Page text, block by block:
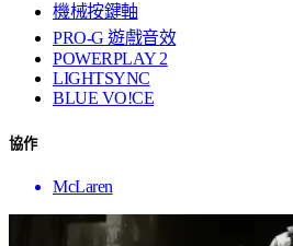
機械按鍵軸
PRO-G 遊戲音效
POWERPLAY 2
LIGHTSYNC
BLUE VO!CE
協作
McLaren